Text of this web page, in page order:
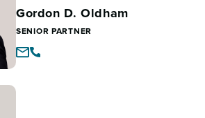
Gordon D. Oldham
SENIOR PARTNER